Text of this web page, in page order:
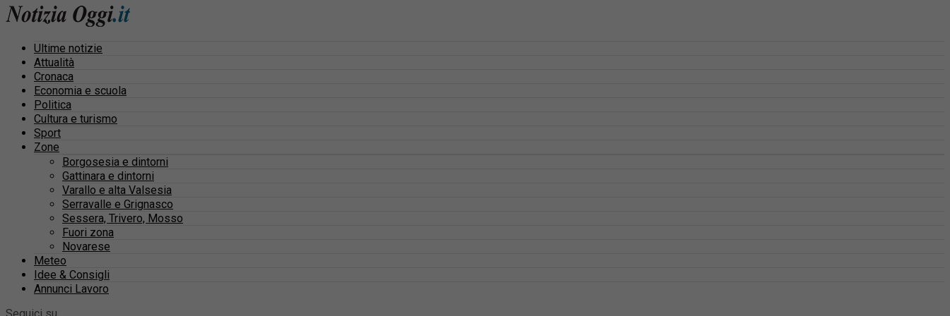
Ultime notizie
Attualità
Cronaca
Economia e scuola
Politica
Cultura e turismo
Sport
Zone
Borgosesia e dintorni
Gattinara e dintorni
Varallo e alta Valsesia
Serravalle e Grignasco
Sessera, Trivero, Mosso
Fuori zona
Novarese
Meteo
Idee & Consigli
Annunci Lavoro